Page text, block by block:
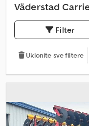
Väderstad
Filter
Uklonite sve filtere